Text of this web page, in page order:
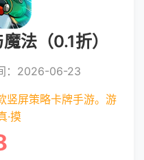
法（0.1折）
：2026-06-23
竖屏策略卡牌手游。游
·摸